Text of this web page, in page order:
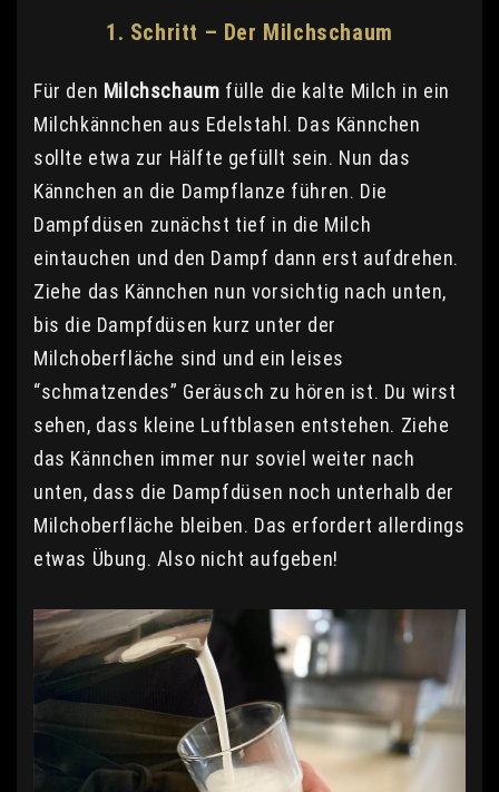
1. Schritt – Der Milchschaum
Für den Milchschaum fülle die kalte Milch in ein
Milchkännchen aus Edelstahl. Das Kännchen
sollte etwa zur Hälfte gefüllt sein. Nun das
Kännchen an die Dampflanze führen. Die
Dampfdüsen zunächst tief in die Milch
eintauchen und den Dampf dann erst aufdrehen.
Ziehe das Kännchen nun vorsichtig nach unten,
bis die Dampfdüsen kurz unter der
Milchoberfläche sind und ein leises
“schmatzendes” Geräusch zu hören ist. Du wirst
sehen, dass kleine Luftblasen entstehen. Ziehe
das Kännchen immer nur soviel weiter nach
unten, dass die Dampfdüsen noch unterhalb der
Milchoberfläche bleiben. Das erfordert allerdings
etwas Übung. Also nicht aufgeben!